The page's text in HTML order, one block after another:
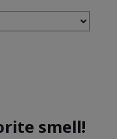
smell!